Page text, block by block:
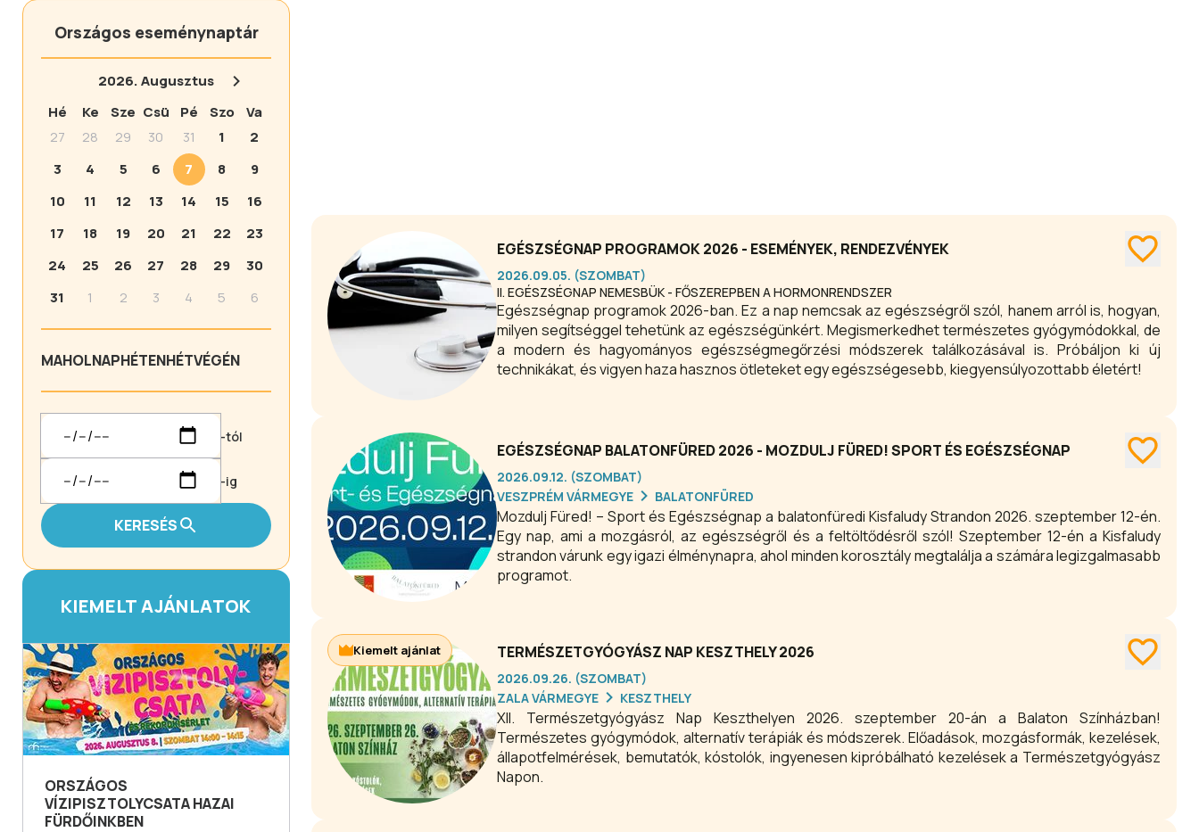
Országos eseménynaptár
2026.Augusztus
Hé
Ke Sze Csü Pé Szo
Va
27
28 29 30 31 1
2
3
4 5 6 7 8
9
10
11 12 13 14 15
16
17
18 19 20 21 22
23
24
25 26 27 28 29
30
31
1 2 3 4 5 6
MAHOLNAPHÉTENHÉTVÉGÉN
-tól
-ig
KERESÉS
KIEMELT AJÁNLATOK
ORSZÁGOS
VÍZIPISZTOLYCSATA HAZAI
FÜRDŐINKBEN
EGÉSZSÉGNAP PROGRAMOK 2026 - ESEMÉNYEK, RENDEZVÉNYEK
2026.09.05. (SZOMBAT)
II. EGÉSZSÉGNAP NEMESBÜK - FŐSZEREPBEN A HORMONRENDSZER
Egészségnap programok 2026-ban. Ez a nap nemcsak az egészségről szól, hanem arról is, hogyan,
milyen segítséggel tehetünk az egészségünkért. Megismerkedhet természetes gyógymódokkal, de
a modern és hagyományos egészségmegőrzési módszerek találkozásával is. Próbáljon ki új
technikákat, és vigyen haza hasznos ötleteket egy egészségesebb, kiegyensúlyozottabb életért!
EGÉSZSÉGNAP BALATONFÜRED 2026 - MOZDULJ FÜRED! SPORT ÉS EGÉSZSÉGNAP
2026.09.12. (SZOMBAT)
VESZPRÉM VÁRMEGYE
BALATONFÜRED
Mozdulj Füred! – Sport és Egészségnap a balatonfüredi Kisfaludy Strandon 2026. szeptember 12-én.
Egy nap, ami a mozgásról, az egészségről és a feltöltődésről szól! Szeptember 12-én a Kisfaludy
strandon várunk egy igazi élménynapra, ahol minden korosztály megtalálja a számára legizgalmasabb
programot.
TERMÉSZETGYÓGYÁSZ NAP KESZTHELY 2026
2026.09.26. (SZOMBAT)
ZALA VÁRMEGYE
KESZTHELY
XII. Természetgyógyász Nap Keszthelyen 2026. szeptember 20-án a Balaton Színházban!
Természetes gyógymódok, alternatív terápiák és módszerek. Előadások, mozgásformák, kezelések,
állapotfelmérések, bemutatók, kóstolók, ingyenesen kipróbálható kezelések a Természetgyógyász
Napon.
Kiemelt ajánlat